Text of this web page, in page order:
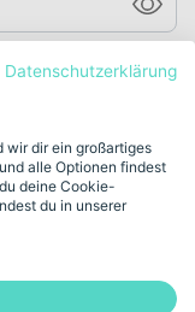
Datenschutzerklärung
wir dir ein großartiges
alle Optionen findest
deine Cookie-
du in unserer